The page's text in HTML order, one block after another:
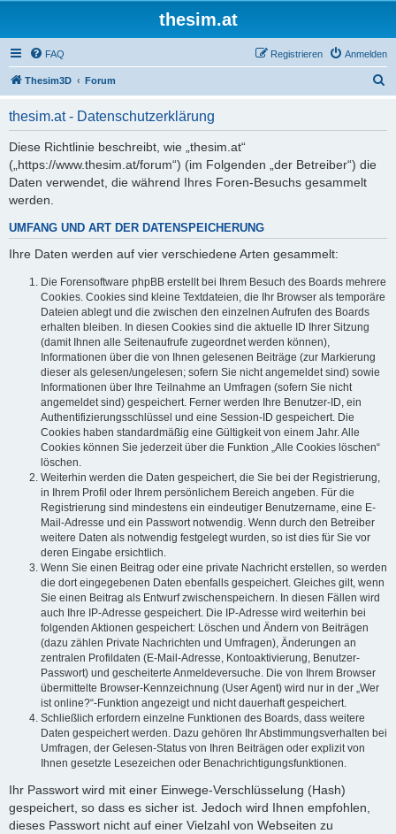
thesim.at
FAQ Anmelden
Registrieren
Thesim3D Forum
thesim.at - Datenschutzerklärung
Diese Richtlinie beschreibt, wie „thesim.at“
(„https://www.thesim.at/forum“) (im Folgenden „der Betreiber“) die
Daten verwendet, die während Ihres Foren-Besuchs gesammelt
werden.
UMFANG UND ART DER DATENSPEICHERUNG
Ihre Daten werden auf vier verschiedene Arten gesammelt:
Die Forensoftware phpBB erstellt bei Ihrem Besuch des Boards mehrere
Cookies. Cookies sind kleine Textdateien, die Ihr Browser als temporäre
Dateien ablegt und die zwischen den einzelnen Aufrufen des Boards
erhalten bleiben. In diesen Cookies sind die aktuelle ID Ihrer Sitzung
(damit Ihnen alle Seitenaufrufe zugeordnet werden können),
Informationen über die von Ihnen gelesenen Beiträge (zur Markierung
dieser als gelesen/ungelesen; sofern Sie nicht angemeldet sind) sowie
Informationen über Ihre Teilnahme an Umfragen (sofern Sie nicht
angemeldet sind) gespeichert. Ferner werden Ihre Benutzer-ID, ein
Authentifizierungsschlüssel und eine Session-ID gespeichert. Die
Cookies haben standardmäßig eine Gültigkeit von einem Jahr. Alle
Cookies können Sie jederzeit über die Funktion „Alle Cookies löschen“
löschen.
Weiterhin werden die Daten gespeichert, die Sie bei der Registrierung,
in Ihrem Profil oder Ihrem persönlichem Bereich angeben. Für die
Registrierung sind mindestens ein eindeutiger Benutzername, eine E-
Mail-Adresse und ein Passwort notwendig. Wenn durch den Betreiber
weitere Daten als notwendig festgelegt wurden, so ist dies für Sie vor
deren Eingabe ersichtlich.
Wenn Sie einen Beitrag oder eine private Nachricht erstellen, so werden
die dort eingegebenen Daten ebenfalls gespeichert. Gleiches gilt, wenn
Sie einen Beitrag als Entwurf zwischenspeichern. In diesen Fällen wird
auch Ihre IP-Adresse gespeichert. Die IP-Adresse wird weiterhin bei
folgenden Aktionen gespeichert: Löschen und Ändern von Beiträgen
(dazu zählen Private Nachrichten und Umfragen), Änderungen an
zentralen Profildaten (E-Mail-Adresse, Kontoaktivierung, Benutzer-
Passwort) und gescheiterte Anmeldeversuche. Die von Ihrem Browser
übermittelte Browser-Kennzeichnung (User Agent) wird nur in der „Wer
ist online?“-Funktion angezeigt und nicht dauerhaft gespeichert.
Schließlich erfordern einzelne Funktionen des Boards, dass weitere
Daten gespeichert werden. Dazu gehören Ihr Abstimmungsverhalten bei
Umfragen, der Gelesen-Status von Ihren Beiträgen oder explizit von
Ihnen gesetzte Lesezeichen oder Benachrichtigungsfunktionen.
Ihr Passwort wird mit einer Einwege-Verschlüsselung (Hash)
gespeichert, so dass es sicher ist. Jedoch wird Ihnen empfohlen,
dieses Passwort nicht auf einer Vielzahl von Webseiten zu